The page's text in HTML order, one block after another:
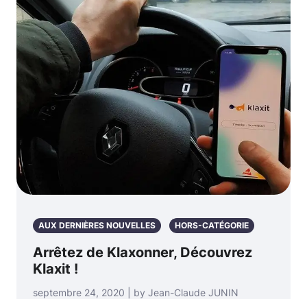
AUX DERNIÈRES NOUVELLES HORS-CATÉGORIE
Arrêtez de Klaxonner, Découvrez
Klaxit !
septembre 24, 2020 | by Jean-Claude JUNIN